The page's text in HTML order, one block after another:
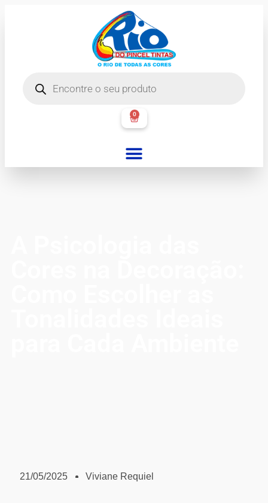
0
21/05/2025 Viviane Requiel